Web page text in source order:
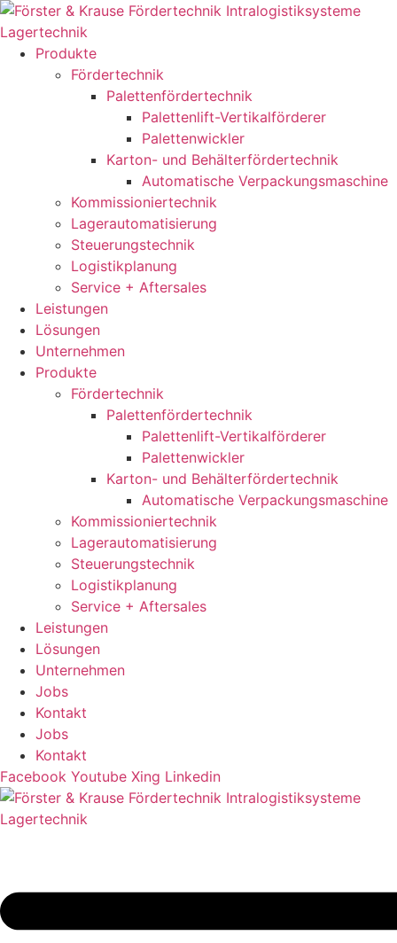
Zum
Inhalt
springenProdukte
Fördertechnik
Palettenfördertechnik
Palettenlift-Vertikalförderer
Palettenwickler
Karton- und Behälterfördertechnik
Automatische Verpackungsmaschine
Kommissioniertechnik
Lagerautomatisierung
Steuerungstechnik
Logistikplanung
Service + Aftersales
Leistungen
Lösungen
Unternehmen
Produkte
Fördertechnik
Palettenfördertechnik
Palettenlift-Vertikalförderer
Palettenwickler
Karton- und Behälterfördertechnik
Automatische Verpackungsmaschine
Kommissioniertechnik
Lagerautomatisierung
Steuerungstechnik
Logistikplanung
Service + Aftersales
Leistungen
Lösungen
Unternehmen
Jobs
Kontakt
Jobs
Kontakt
Facebook Youtube Xing Linkedin